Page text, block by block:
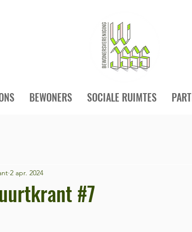
BEWONERS SOCIALE RUIMTES
#7
2 apr. 2024